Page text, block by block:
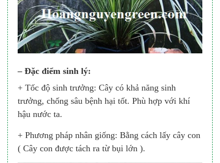
– Đặc điểm sinh lý:
+ Tốc độ sinh trưởng: Cây có khả năng sinh
trưởng, chống sâu bệnh hại tốt. Phù hợp với khí
hậu nước ta.
+ Phương pháp nhân giống: Bằng cách lấy cây con
( Cây con được tách ra từ bụi lớn ).